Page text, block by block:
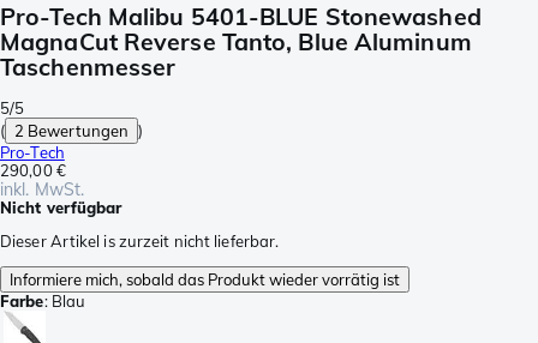
Pro-Tech Malibu 5401-BLUE Stonewashed
MagnaCut Reverse Tanto, Blue Aluminum
Taschenmesser
5/5
( 2 Bewertungen )
Pro-Tech
290,00 €
inkl. MwSt.
Nicht verfügbar
Dieser Artikel is zurzeit nicht lieferbar.
Informiere mich, sobald das Produkt wieder vorrätig ist
Farbe: Blau